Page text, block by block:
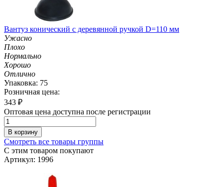
Вантуз конический с деревянной ручкой D=110 мм
Ужасно
Плохо
Нормально
Хорошо
Отлично
Упаковка: 75
Розничная цена:
343 ₽
Оптовая цена доступна после регистрации
В корзину
Смотреть все товары группы
С этим товаром покупают
Артикул: 1996